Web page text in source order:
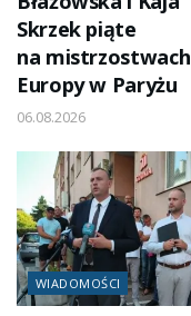
Skrzek piąte
na mistrzostwach
Europy w Paryżu
06.08.2026
WIADOMOŚCI